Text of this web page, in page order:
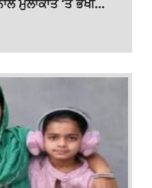
ਮੁਲਾਕਾਤ ‘ਤੇ ਭਖੀ...